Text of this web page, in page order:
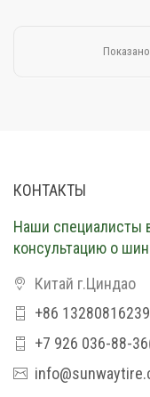
КОНТАКТЫ
Наши специалисты
консультацию о
Китай г.Циндао
+86 13280816239
+7 926 036-88-36